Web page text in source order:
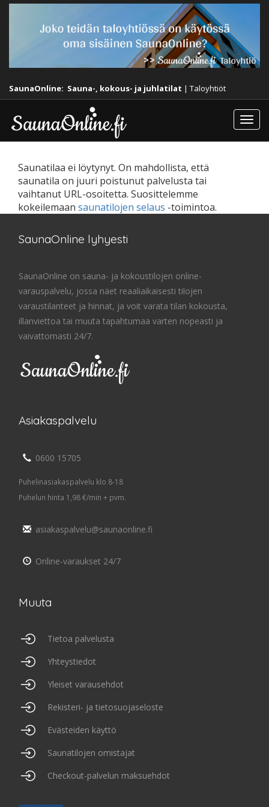
SaunaOnline: Sauna-, kokous- ja juhlatilat | Taloyhtiöt
Saunatilaa ei löytynyt. On mahdollista, että
saunatila on juuri poistunut palvelusta tai
vaihtanut URL-osoitetta. Suosittelemme
kokeilemaan saunatilojen selaus -toimintoa.
SaunaOnline lyhyesti
SaunaOnline on sauna- ja kokoustilojen online-
varauspalvelu, jossa näet reaaliaikaisesti tilojen
varaustilanteet ja hinnat, ja voit varata tilan kokousta,
illanviettoa tai muuta tapahtumaa varten nopeasti ja
vaivattomasti 24/7.
Asiakaspalvelu
0600 15705
Puhelinasiakaspalvelu klo 8-18
Puhelun hinta 1,98 €/min + pvm.
asiakaspalvelu@saunaonline.fi
Online-varaukset 24/7
Muuta
Tietoa palvelusta
Yhteystiedot
Yleiset varausehdot
Rekisteri- ja tietosuojaseloste
Evästeiden käyttö
Saunatilojen omistajat
Checkout-palvelun maksuehdot